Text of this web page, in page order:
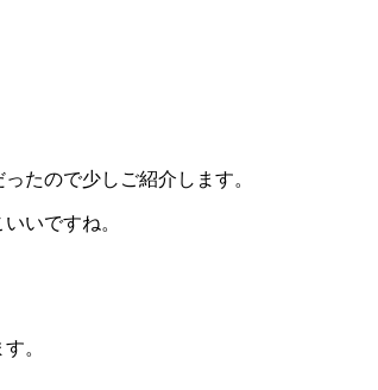
たので少しご紹介します。
いですね。
。